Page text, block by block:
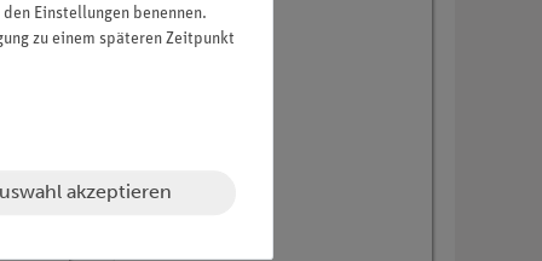
Einstellungen benennen.
zu einem späteren Zeitpunkt
akzeptieren